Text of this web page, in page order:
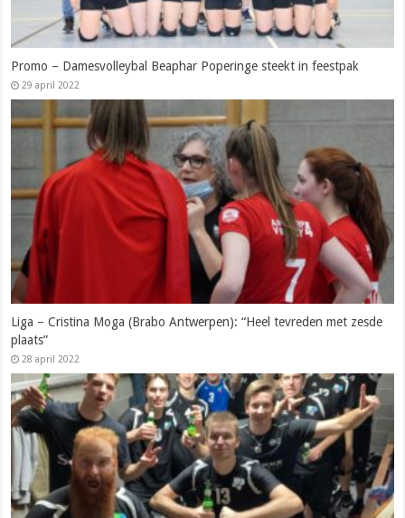
Promo – Damesvolleybal Beaphar Poperinge steekt in feestpak
29 april 2022
Liga – Cristina Moga (Brabo Antwerpen): “Heel tevreden met zesde
plaats”
28 april 2022